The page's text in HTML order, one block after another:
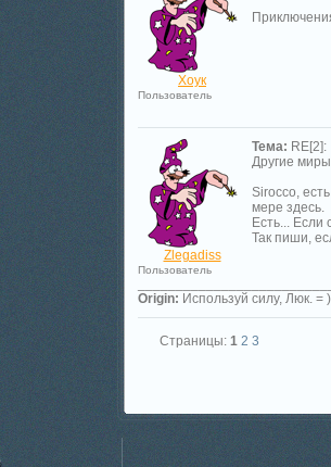
Хоук
Пользователь
Zlegadiss
Пользователь
Тема: RE[2]:
Другие
Sirocco,
мере здесь.
Есть... Если
Так пиши,
Origin: Используй силу, Люк. = )
Страницы: 1 2 3